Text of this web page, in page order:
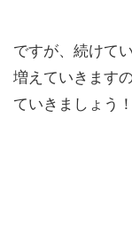
ですが、続けて
増えていきます
ていきましょう！